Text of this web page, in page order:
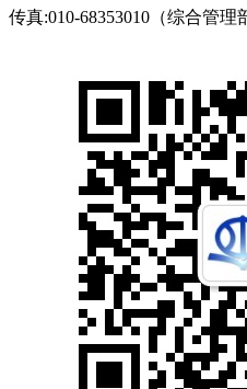
传真:010-68353010（综合管理